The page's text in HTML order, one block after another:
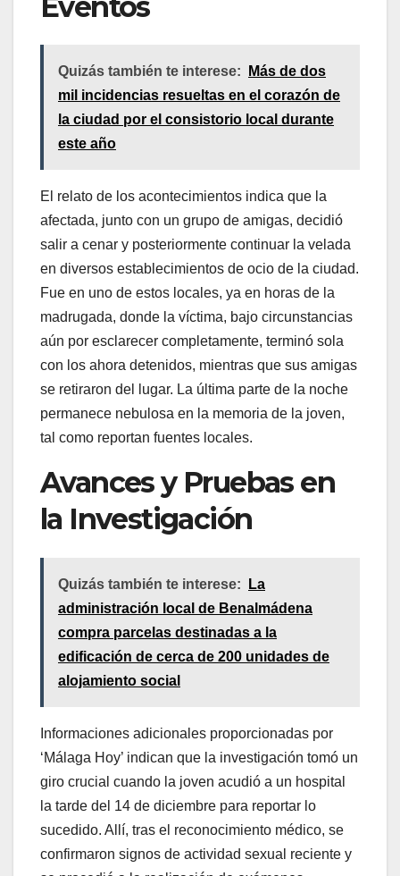
Quizás también te interese:
Más de dos
mil incidencias resueltas en el corazón de
la ciudad por el consistorio local durante
este año
El relato de los acontecimientos indica que la
afectada, junto con un grupo de amigas, decidió
salir a cenar y posteriormente continuar la velada
en diversos establecimientos de ocio de la ciudad.
Fue en uno de estos locales, ya en horas de la
madrugada, donde la víctima, bajo circunstancias
aún por esclarecer completamente, terminó sola
con los ahora detenidos, mientras que sus amigas
se retiraron del lugar. La última parte de la noche
permanece nebulosa en la memoria de la joven,
tal como reportan fuentes locales.
Avances y Pruebas en
la Investigación
Quizás también te interese:
La
administración local de Benalmádena
compra parcelas destinadas a la
edificación de cerca de 200 unidades de
alojamiento social
Informaciones adicionales proporcionadas por
‘Málaga Hoy’ indican que la investigación tomó un
giro crucial cuando la joven acudió a un hospital
la tarde del 14 de diciembre para reportar lo
sucedido. Allí, tras el reconocimiento médico, se
confirmaron signos de actividad sexual reciente y